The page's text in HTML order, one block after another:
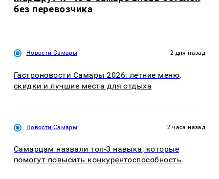
без перевозчика
Новости Самары 2 дня назад
Гастроновости Самары 2026: летние меню,
скидки и лучшие места для отдыха
Новости Самары 2 часа назад
Самарцам назвали топ-3 навыка, которые
помогут повысить конкурентоспособность